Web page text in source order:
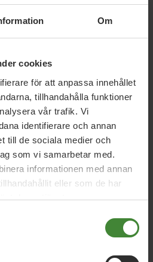
Om
cookies
för att anpassa innehållet
tillhandahålla funktioner
vår trafik. Vi
identifierare och annan
till de sociala medier och
som vi samarbetar med.
informationen med annan
eller som de har
deras tjänster.
nyheter
räcker inte –
vinstförbud
aktiebolag hör